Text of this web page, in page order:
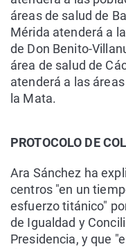
áreas de salud de
Mérida atenderá a
de Don Benito-
área de salud de
atenderá a las
la Mata.
PROTOCOLO DE
Ara Sánchez ha
centros "en un
esfuerzo titánico"
de Igualdad y
Presidencia, y que